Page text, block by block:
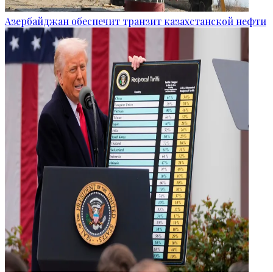
Азербайджан обеспечит транзит казахстанской нефти